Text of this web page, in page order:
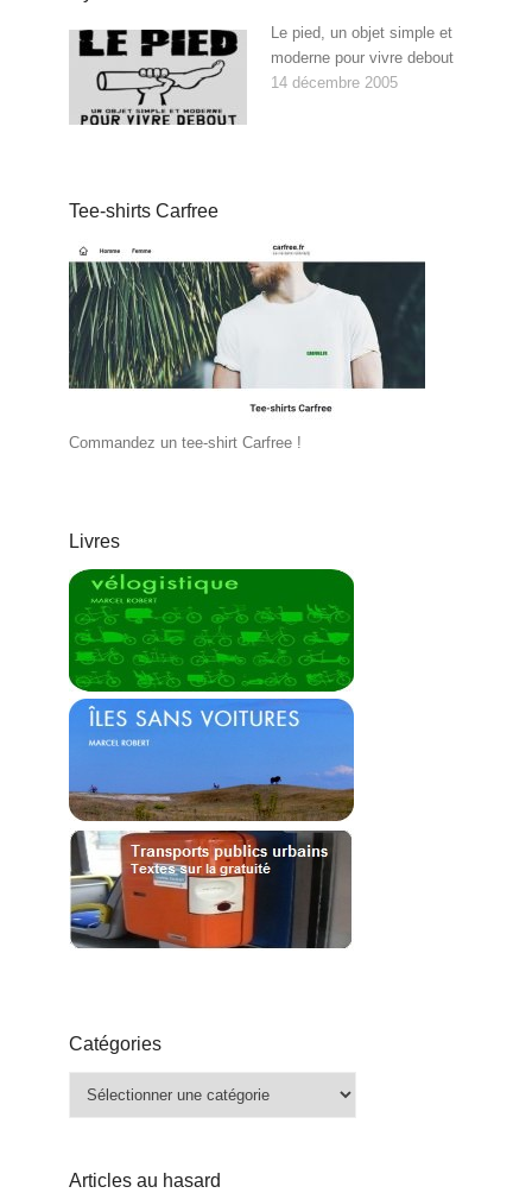
Le pied, un objet simple et
moderne pour vivre debout
14 décembre 2005
Tee-shirts Carfree
Commandez un tee-shirt Carfree !
Livres
Catégories
Articles au hasard